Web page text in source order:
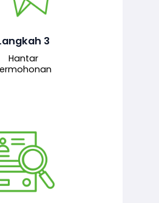
3
Hantar
yang lengkap dihantar
semakan dan
menyemak
dikemukakan. Jika
adalah lengkap dan